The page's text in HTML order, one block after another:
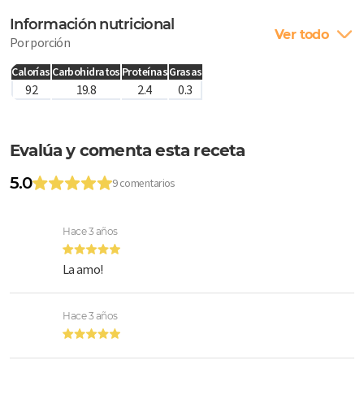
Información nutricional
Por porción Ver todo
Calorías Carbohidratos ProteínasGrasas
92 19.8 2.4 0.3
Evalúa y comenta esta receta
5.0
9 comentarios
Hace 3 años
La amo!
Hace 3 años